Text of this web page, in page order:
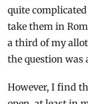
quite
take them in
a third of my
the question was
However, I find